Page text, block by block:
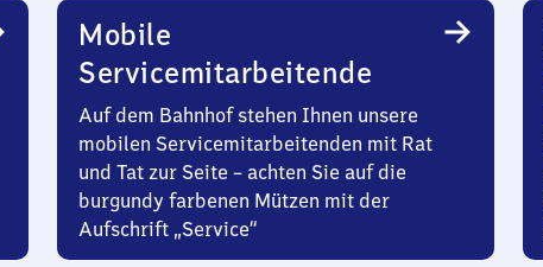
Mobile
Servicemitarbeitende
Auf dem Bahnhof stehen Ihnen unsere
mobilen Servicemitarbeitenden mit Rat
und Tat zur Seite – achten Sie auf die
burgundy farbenen Mützen mit der
Aufschrift „Service“